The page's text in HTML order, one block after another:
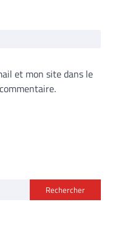
et mon site dans le
Rechercher